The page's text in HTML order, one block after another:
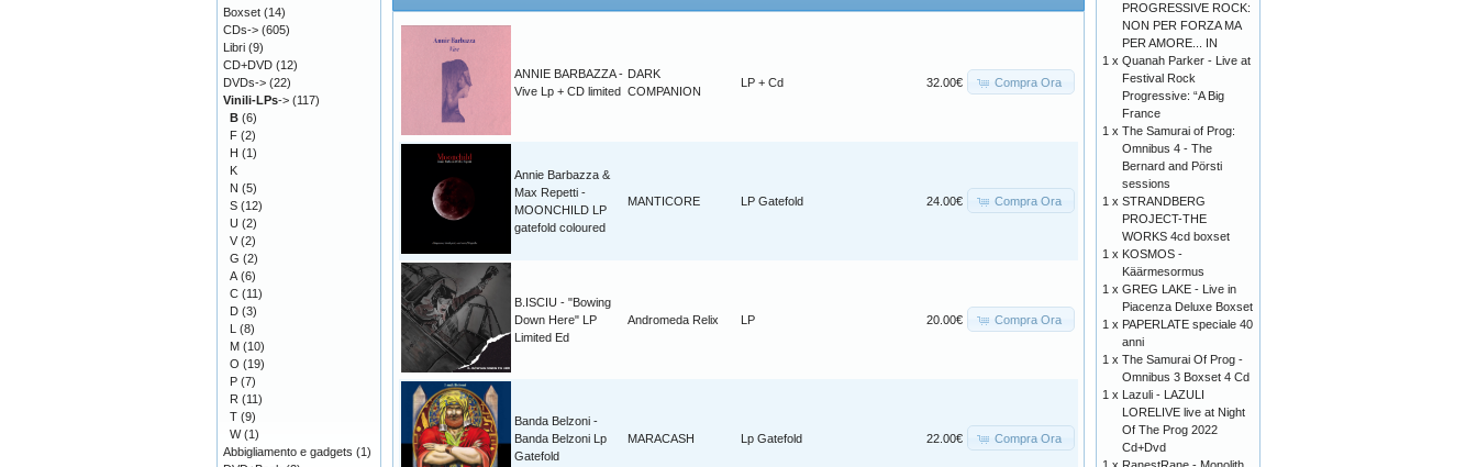
ANNIE BARBAZZA -
Vive Lp + CD limited
DARK
COMPANION
LP + Cd 32.00€ Compra Ora
Annie Barbazza &
Max Repetti -
MOONCHILD LP
gatefold coloured
MANTICORE LP Gatefold 24.00€ Compra Ora
B.ISCIU - "Bowing
Down Here" LP
Limited Ed
Andromeda Relix LP 20.00€ Compra Ora
Banda Belzoni -
Banda Belzoni Lp
Gatefold
MARACASH Lp Gatefold 22.00€ Compra Ora
Boxset (14)
CDs-> (605)
Libri (9)
CD+DVD (12)
DVDs-> (22)
Vinili-LPs-> (117)
B (6)
F (2)
H (1)
K
N (5)
S (12)
U (2)
V (2)
G (2)
A (6)
C (11)
D (3)
L (8)
M (10)
O (19)
P (7)
R (11)
T (9)
W(1)
Abbigliamento e gadgets (1)
PROGRESSIVE ROCK:
NON PER FORZA MA
PER AMORE... IN
1 x Quanah Parker - Live at
Festival Rock
Progressive: “A Big
France
1 x The Samurai of Prog:
Omnibus 4 - The
Bernard and Pörsti
sessions
1 x STRANDBERG
PROJECT-THE
WORKS 4cd boxset
1 x KOSMOS -
Käärmesormus
1 x GREG LAKE - Live in
Piacenza Deluxe Boxset
1 x PAPERLATE speciale 40
anni
1 x The Samurai Of Prog -
Omnibus 3 Boxset 4 Cd
1 x Lazuli - LAZULI
LORELIVE live at Night
Of The Prog 2022
Cd+Dvd